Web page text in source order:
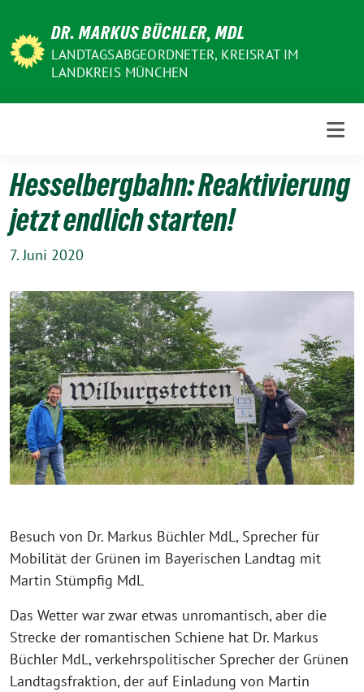
zum
Inhalt
DR. MARKUS BÜCHLER, MDL
LANDTAGSABGEORDNETER, KREISRAT IM
LANDKREIS MÜNCHEN
Hesselbergbahn: Reaktivierung
jetzt endlich starten!
7. Juni 2020
Besuch von Dr. Markus Büchler MdL, Sprecher für
Mobilität der Grünen im Bayerischen Landtag mit
Martin Stümpfig MdL
Das Wetter war zwar etwas unromantisch, aber die
Strecke der romantischen Schiene hat Dr. Markus
Büchler MdL, verkehrspolitischer Sprecher der Grünen
Landtagsfraktion, der auf Einladung von Martin